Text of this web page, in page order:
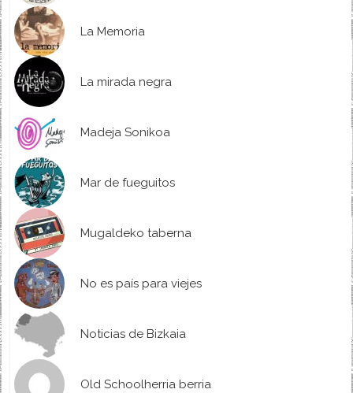
La Memoria
La mirada negra
Madeja Sonikoa
Mar de fueguitos
Mugaldeko taberna
No es país para viejes
Noticias de Bizkaia
Old Schoolherria berria